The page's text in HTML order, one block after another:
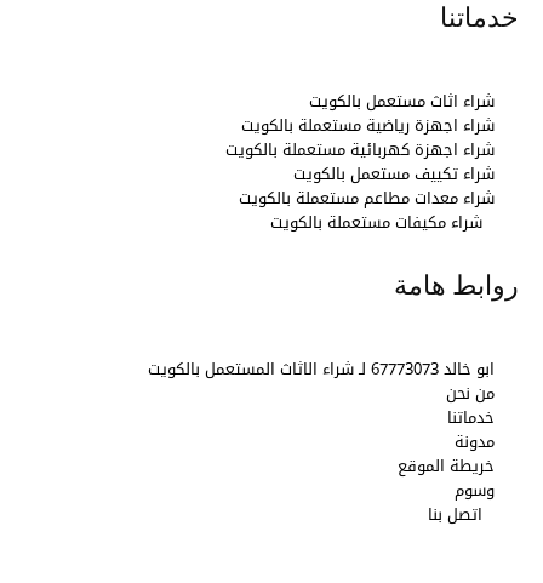
خدماتنا
شراء اثاث مستعمل بالكويت
شراء اجهزة رياضية مستعملة بالكويت
شراء اجهزة كهربائية مستعملة بالكويت
شراء تكييف مستعمل بالكويت
شراء معدات مطاعم مستعملة بالكويت
شراء مكيفات مستعملة بالكويت
روابط هامة
ابو خالد 67773073 لـ شراء الاثاث المستعمل بالكويت
من نحن
خدماتنا
مدونة
خريطة الموقع
وسوم
اتصل بنا